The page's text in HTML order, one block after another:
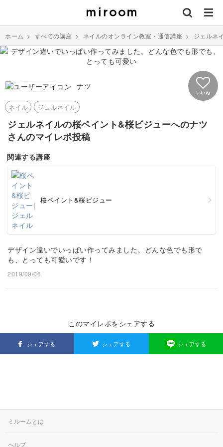
ホーム > すべての講座 > ネイルのオンライン教室・通信講座 > ジェルネ
ナツ
いいね
ネイル ジェルネイル
ジェルネイルの桜ペイント&桜ビジューへのナツ
さんのマイレポ投稿
関連する講座
桜ペイント&桜ビジュー
デザイン違いでいっぱい作ってみました。どんな色でも形で
も、とっても可愛いです！
2019/09/06
このマイレポをシェアする
シェアする シェアする シェアする
ミルームとは
ヘルプ